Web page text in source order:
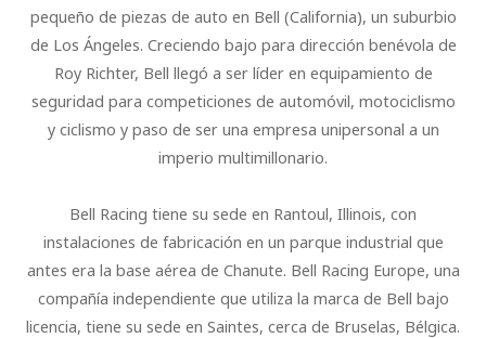
pequeño de piezas de auto en Bell (California), un suburbio
de Los Ángeles. Creciendo bajo para dirección benévola de
Roy Richter, Bell llegó a ser líder en equipamiento de
seguridad para competiciones de automóvil, motociclismo
y ciclismo y paso de ser una empresa unipersonal a un
imperio multimillonario.
Bell Racing tiene su sede en Rantoul, Illinois, con
instalaciones de fabricación en un parque industrial que
antes era la base aérea de Chanute. Bell Racing Europe, una
compañía independiente que utiliza la marca de Bell bajo
licencia, tiene su sede en Saintes, cerca de Bruselas, Bélgica.